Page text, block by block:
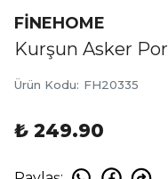
FİNEHOME
Kurşun Asker
Ürün Kodu: FH20335
₺ 249.90